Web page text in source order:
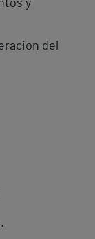
y
del